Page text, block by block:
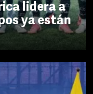
lidera a
ya están